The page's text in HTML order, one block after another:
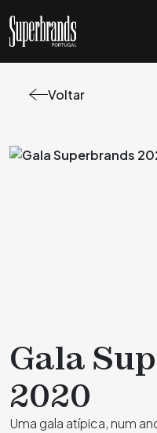
Voltar
Gala
2020
Uma gala atípica, num